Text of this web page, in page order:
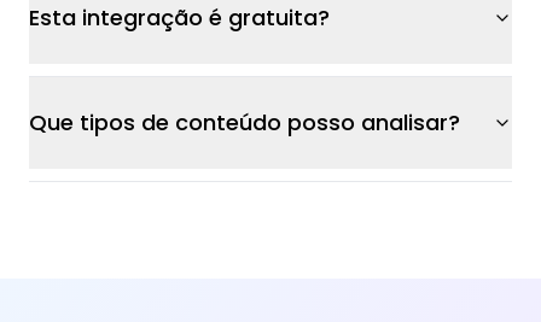
Esta integração é gratuita?
Que tipos de conteúdo posso analisar?